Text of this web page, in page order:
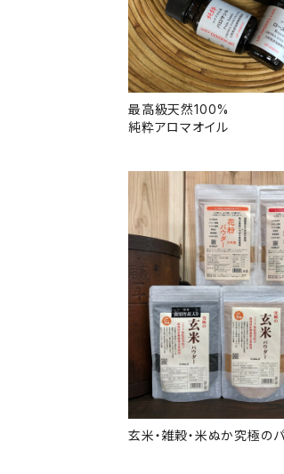
最高級天然100%
純粋アロマオイル
玄米・雑穀・米ぬか究極の